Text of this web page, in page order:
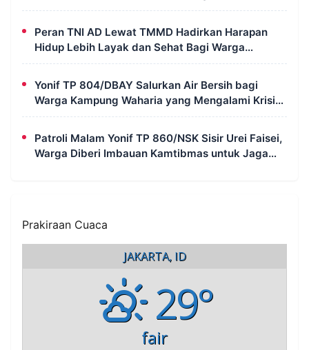
Galian di Wanam
Peran TNI AD Lewat TMMD Hadirkan Harapan
Hidup Lebih Layak dan Sehat Bagi Warga
Kampung Wanam
Yonif TP 804/DBAY Salurkan Air Bersih bagi
Warga Kampung Waharia yang Mengalami Krisis
Air
Patroli Malam Yonif TP 860/NSK Sisir Urei Faisei,
Warga Diberi Imbauan Kamtibmas untuk Jaga
Prakiraan Cuaca
JAKARTA, ID
29°
fair